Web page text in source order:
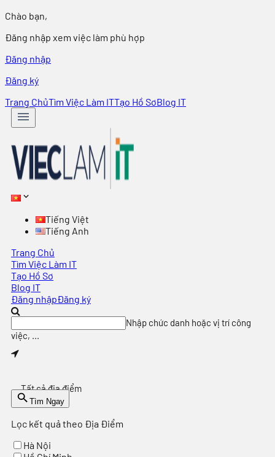
Chào bạn,
Đăng nhập xem việc làm phù hợp
Đăng nhập
Đăng ký
Trang ChủTìm Việc Làm ITTạo Hồ SơBlog IT
Tiếng Việt
Tiếng Anh
Trang Chủ
Tìm Việc Làm IT
Tạo Hồ Sơ
Blog IT
Đăng nhậpĐăng ký
Nhập chức danh hoặc vị trí công
việc, ...
Tất cả địa điểm
Tìm Ngay
Lọc kết quả theo Địa Điểm
Hà Nội